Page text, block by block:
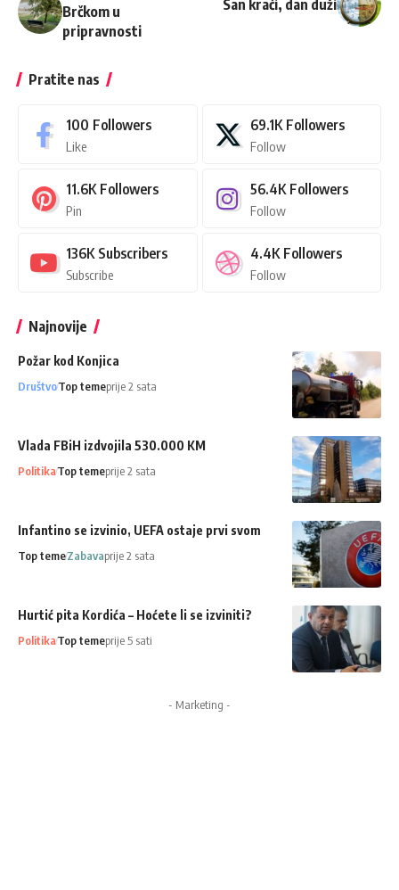
Brčkom u
pripravnosti
San kraći, dan duži
Pratite nas
100 Followers
Like
69.1K Followers
Follow
11.6K Followers
Pin
56.4K Followers
Follow
136K Subscribers
Subscribe
4.4K Followers
Follow
Najnovije
Požar kod Konjica
DruštvoTop temeprije 2 sata
Vlada FBiH izdvojila 530.000 KM
PolitikaTop temeprije 2 sata
Infantino se izvinio, UEFA ostaje prvi svom
Top temeZabavaprije 2 sata
Hurtić pita Kordića – Hoćete li se izviniti?
PolitikaTop temeprije 5 sati
- Marketing -